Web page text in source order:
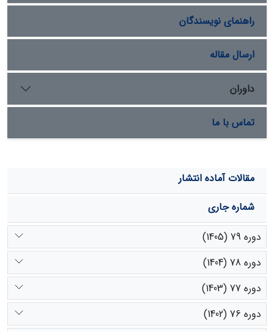
مقاله مقایسۀ مدل GIUH با داده­های مشاهده­ای و چگونگی
کارایی آن در این حوضه مشخص نیست، بلکه هدف آن است
که با تحلیل چند مقیاسۀ این مدل در دو مقیاس 1:25000 و
1:50000 مقیاس بهینه در اجرای این مدل تعیین گشته و به
منظور تحقیقات آتی مد نظر قرار گیرد.
راهنمای نویسندگان
ارسال مقاله
داوران
تماس با ما
مقالات آماده انتشار
شماره جاری
دوره 79 (1405)
دوره 78 (1404)
دوره 77 (1403)
دوره 76 (1402)